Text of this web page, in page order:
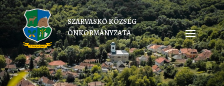
SZARVASKŐ KÖZSÉG
ÖNKORMÁNYZATA